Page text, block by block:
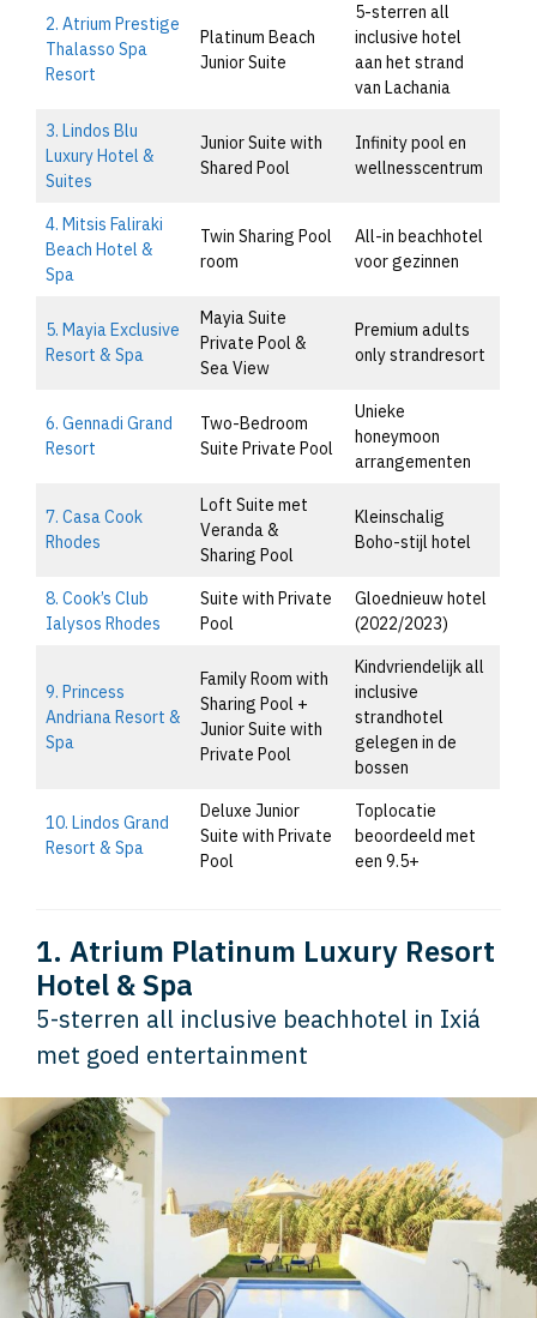
2. Atrium Prestige
Thalasso Spa
Resort
Platinum Beach
Junior Suite
5-sterren all
inclusive hotel
aan het strand
van Lachania
3. Lindos Blu
Luxury Hotel &
Suites
Junior Suite with
Shared Pool
Infinity pool en
wellnesscentrum
4. Mitsis Faliraki
Beach Hotel &
Spa
Twin Sharing Pool
room
All-in beachhotel
voor gezinnen
5. Mayia Exclusive
Resort & Spa
Mayia Suite
Private Pool &
Sea View
Premium adults
only strandresort
6. Gennadi Grand
Resort
Two-Bedroom
Suite Private Pool
Unieke
honeymoon
arrangementen
7. Casa Cook
Rhodes
Loft Suite met
Veranda &
Sharing Pool
Kleinschalig
Boho-stijl hotel
8. Cook’s Club
Ialysos Rhodes
Suite with Private
Pool
Gloednieuw hotel
(2022/2023)
9. Princess
Andriana Resort &
Spa
Family Room with
Sharing Pool +
Junior Suite with
Private Pool
Kindvriendelijk all
inclusive
strandhotel
gelegen in de
bossen
10. Lindos Grand
Resort & Spa
Deluxe Junior
Suite with Private
Pool
Toplocatie
beoordeeld met
een 9.5+
1. Atrium Platinum Luxury Resort
Hotel & Spa
5-sterren all inclusive beachhotel in Ixiá
met goed entertainment